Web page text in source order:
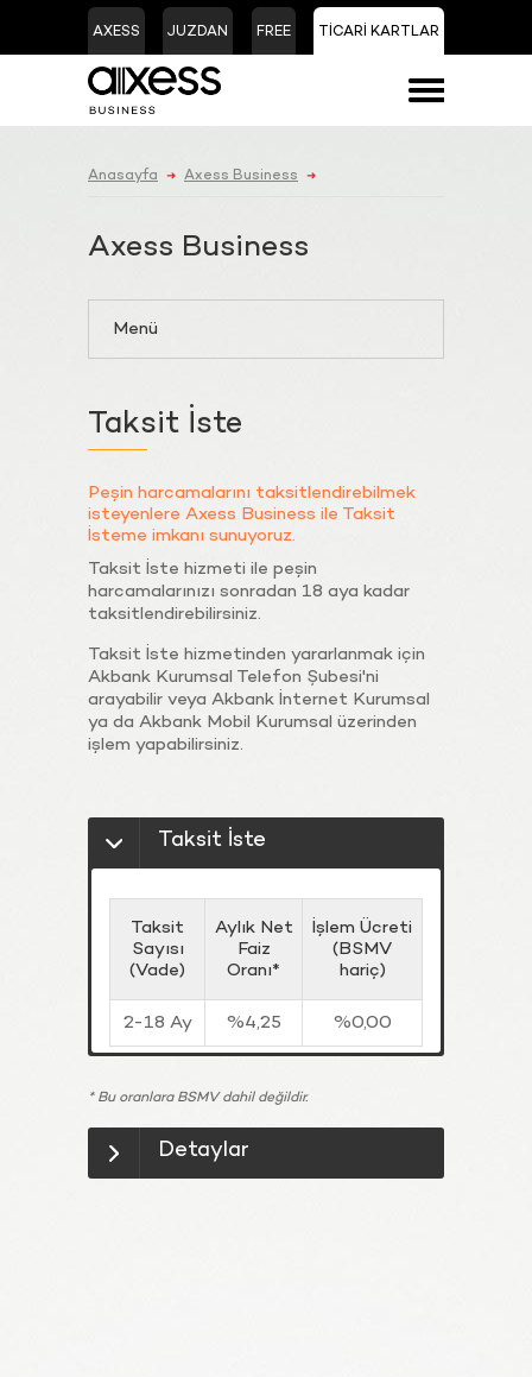
AXESS JUZDAN FREE TİCARİ KARTLAR
Anasayfa ➜ Axess Business ➜
Axess Business
Menü
Taksit İste
Peşin harcamalarını taksitlendirebilmek
isteyenlere Axess Business ile Taksit
İsteme imkanı sunuyoruz.
Taksit İste hizmeti ile peşin
harcamalarınızı sonradan 18 aya kadar
taksitlendirebilirsiniz.
Taksit İste hizmetinden yararlanmak için
Akbank Kurumsal Telefon Şubesi'ni
arayabilir veya Akbank İnternet Kurumsal
ya da Akbank Mobil Kurumsal üzerinden
işlem yapabilirsiniz.
Taksit İste
Taksit
Sayısı
(Vade)
Aylık Net
Faiz
Oranı*
İşlem Ücreti
(BSMV
hariç)
2-18 Ay %4,25 %0,00
* Bu oranlara BSMV dahil değildir.
Detaylar